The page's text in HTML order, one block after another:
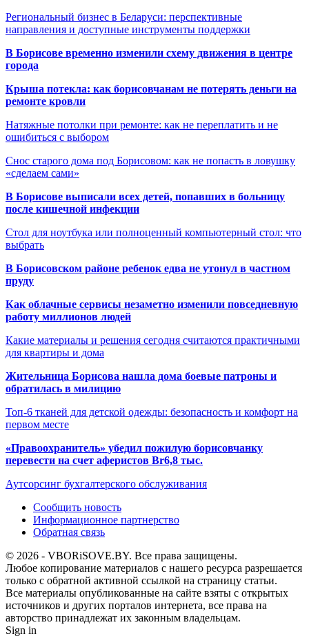
Региональный бизнес в Беларуси: перспективные
направления и доступные инструменты поддержки
В Борисове временно изменили схему движения в центре
города
Крыша потекла: как борисовчанам не потерять деньги на
ремонте кровли
Натяжные потолки при ремонте: как не переплатить и не
ошибиться с выбором
Снос старого дома под Борисовом: как не попасть в ловушку
«сделаем сами»
В Борисове выписали всех детей, попавших в больницу
после кишечной инфекции
Стол для ноутбука или полноценный компьютерный стол: что
выбрать
В Борисовском районе ребенок едва не утонул в частном
пруду
Как облачные сервисы незаметно изменили повседневную
работу миллионов людей
Какие материалы и решения сегодня считаются практичными
для квартиры и дома
Жительница Борисова нашла дома боевые патроны и
обратилась в милицию
Топ-6 тканей для детской одежды: безопасность и комфорт на
первом месте
«Правоохранитель» убедил пожилую борисовчанку
перевести на счет аферистов Br6,8 тыс.
Аутсорсинг бухгалтерского обслуживания
Сообщить новость
Информационное партнерство
Обратная связь
© 2026 - VBORiSOVE.BY. Все права защищены.
Любое копирование материалов с нашего ресурса разрешается
только с обратной активной ссылкой на страницу статьи.
Все материалы опубликованные на сайте взяты с открытых
источников и других порталов интернета, все права на
авторство принадлежат их законным владельцам.
Sign in